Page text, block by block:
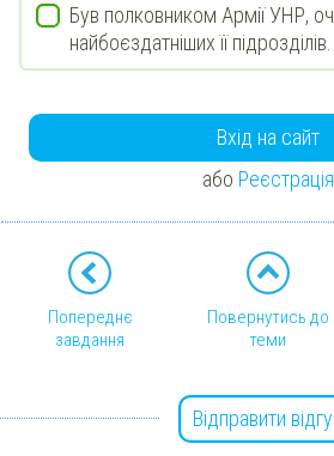
Був полковником Армії УНР,
найбоєздатніших її підрозділів.
Вхід на сайт
або Реєстрація
Попереднє
завдання
Повернутись до
теми
Відправити